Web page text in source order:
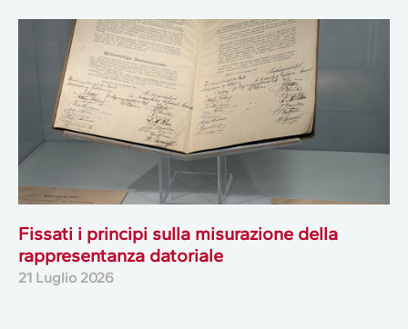
Fissati i principi sulla misurazione della
rappresentanza datoriale
21 Luglio 2026